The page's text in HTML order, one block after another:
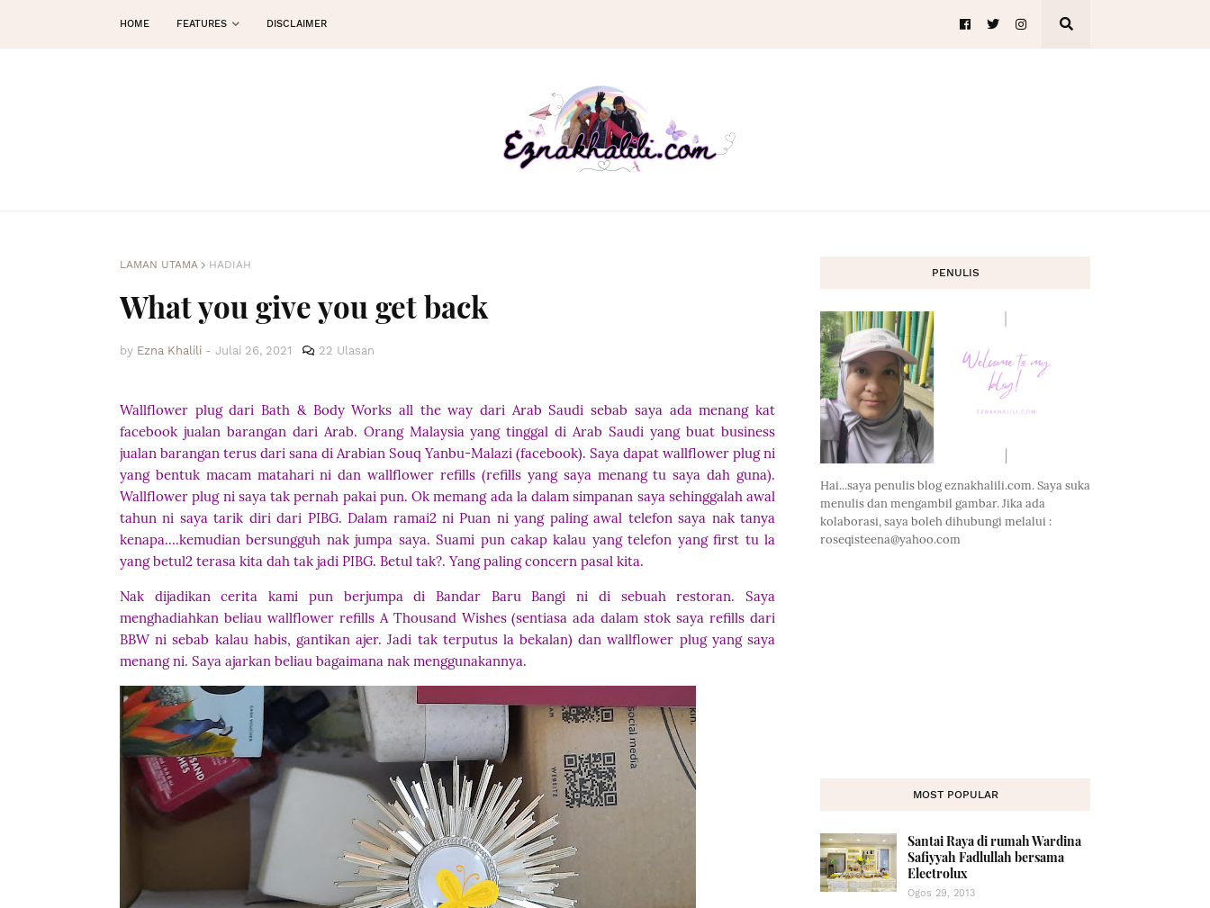
HOME FEATURES DISCLAIMER
LAMAN UTAMA HADIAH
What you give you get back
by Ezna Khalili - Julai 26, 2021 22 Ulasan
Wallflower plug dari Bath & Body Works all the way dari Arab Saudi sebab saya ada menang kat
facebook jualan barangan dari Arab. Orang Malaysia yang tinggal di Arab Saudi yang buat business
jualan barangan terus dari sana di Arabian Souq Yanbu-Malazi (facebook). Saya dapat wallflower plug ni
yang bentuk macam matahari ni dan wallflower refills (refills yang saya menang tu saya dah guna).
Wallflower plug ni saya tak pernah pakai pun. Ok memang ada la dalam simpanan saya sehinggalah awal
tahun ni saya tarik diri dari PIBG. Dalam ramai2 ni Puan ni yang paling awal telefon saya nak tanya
kenapa....kemudian bersungguh nak jumpa saya. Suami pun cakap kalau yang telefon yang first tu la
yang betul2 terasa kita dah tak jadi PIBG. Betul tak?. Yang paling concern pasal kita.
Nak dijadikan cerita kami pun berjumpa di Bandar Baru Bangi ni di sebuah restoran. Saya
menghadiahkan beliau wallflower refills A Thousand Wishes (sentiasa ada dalam stok saya refills dari
BBW ni sebab kalau habis, gantikan ajer. Jadi tak terputus la bekalan) dan wallflower plug yang saya
menang ni. Saya ajarkan beliau bagaimana nak menggunakannya.
PENULIS
Hai...saya penulis blog eznakhalili.com. Saya suka
menulis dan mengambil gambar. Jika ada
kolaborasi, saya boleh dihubungi melalui :
roseqisteena@yahoo.com
MOST POPULAR
Santai Raya di rumah Wardina
Safiyyah Fadlullah bersama
Electrolux
Ogos 29, 2013